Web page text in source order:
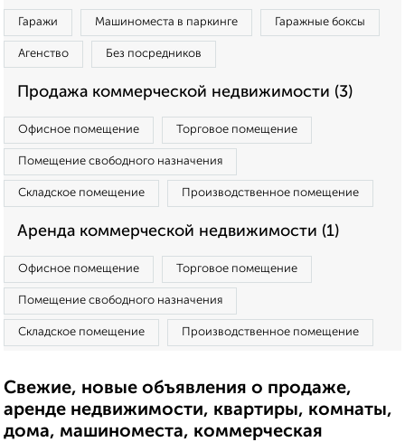
Гаражи Машиноместа в паркинге Гаражные боксы
Агенство Без посредников
Продажа коммерческой недвижимости (3)
Офисное помещение Торговое помещение
Помещение свободного назначения
Складское помещение Производственное помещение
Аренда коммерческой недвижимости (1)
Офисное помещение Торговое помещение
Помещение свободного назначения
Складское помещение Производственное помещение
Свежие, новые объявления о продаже,
аренде недвижимости, квартиры, комнаты,
дома, машиноместа, коммерческая